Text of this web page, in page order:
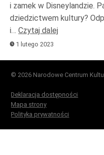
i zamek w Disneylandzie.
dziedzictwem kultury?
i… Czytaj dalej
1 lutego 2023
© 2026 Narodowe Centrum
Deklaracja dostępności
Mapa strony
Polityka prywatności